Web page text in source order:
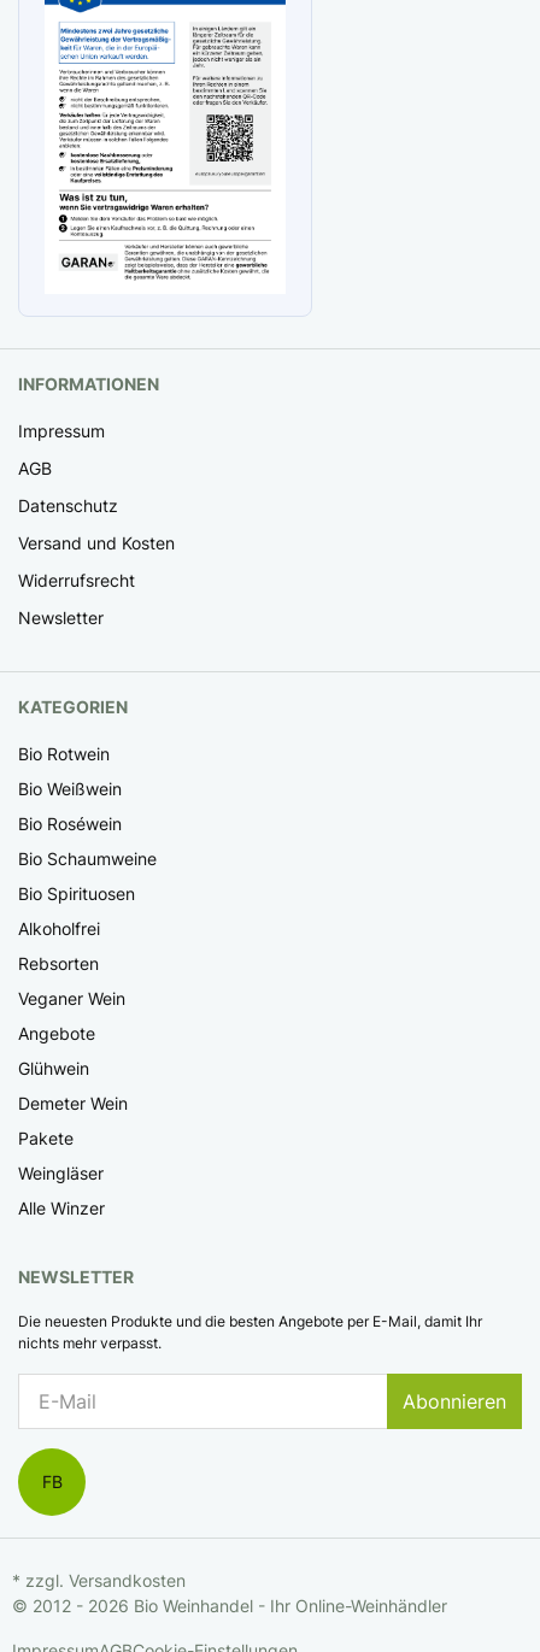
INFORMATIONEN
Impressum
AGB
Datenschutz
Versand und Kosten
Widerrufsrecht
Newsletter
KATEGORIEN
Bio Rotwein
Bio Weißwein
Bio Roséwein
Bio Schaumweine
Bio Spirituosen
Alkoholfrei
Rebsorten
Veganer Wein
Angebote
Glühwein
Demeter Wein
Pakete
Weingläser
Alle Winzer
NEWSLETTER
Die neuesten Produkte und die besten Angebote per E-Mail, damit Ihr
nichts mehr verpasst.
Abonnieren
FB
* zzgl. Versandkosten
© 2012 - 2026 Bio Weinhandel - Ihr Online-Weinhändler